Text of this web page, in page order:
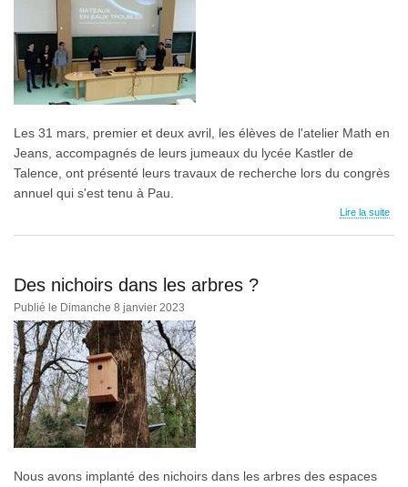
Les 31 mars, premier et deux avril, les élèves de l'atelier Math en
Jeans, accompagnés de leurs jumeaux du lycée Kastler de
Talence, ont présenté leurs travaux de recherche lors du congrès
annuel qui s'est tenu à Pau.
Lire la suite
Des nichoirs dans les arbres ?
Publié le Dimanche 8 janvier 2023
Nous avons implanté des nichoirs dans les arbres des espaces